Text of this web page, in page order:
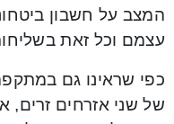
המצב על חשבון
עצמם וכל זאת
כפי שראינו גם
של שני אזרחים זרים,